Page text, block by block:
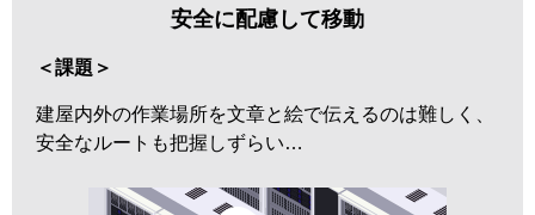
安全に配慮して移動
＜課題＞
建屋内外の作業場所を文章と絵で伝えるのは難しく、
安全なルートも把握しずらい…